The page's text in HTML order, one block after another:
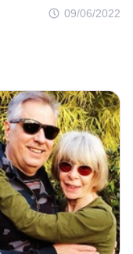
09/06/2022
passaram pelas
aprenderam vários